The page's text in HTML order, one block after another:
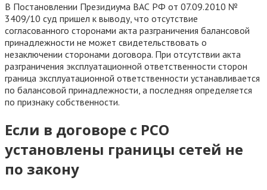
В Постановлении Президиума ВАС РФ от 07.09.2010 №
3409/10 суд пришел к выводу, что отсутствие
согласованного сторонами акта разграничения балансовой
принадлежности не может свидетельствовать о
незаключении сторонами договора. При отсутствии акта
разграничения эксплуатационной ответственности сторон
граница эксплуатационной ответственности устанавливается
по балансовой принадлежности, а последняя определяется
по признаку собственности.
Если в договоре с РСО
установлены границы сетей не
по закону